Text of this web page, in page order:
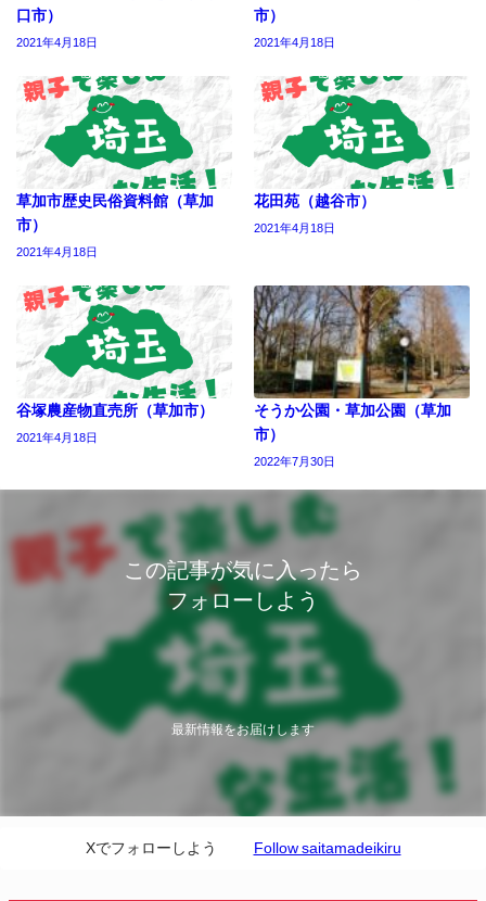
口市）
2021年4月18日
市）
2021年4月18日
草加市歴史民俗資料館（草加
市）
2021年4月18日
花田苑（越谷市）
2021年4月18日
谷塚農産物直売所（草加市）
2021年4月18日
そうか公園・草加公園（草加
市）
2022年7月30日
この記事が気に入ったら
フォローしよう
最新情報をお届けします
Xでフォローしよう Follow saitamadeikiru